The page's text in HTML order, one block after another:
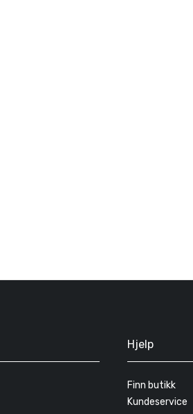
Hjelp
Finn butikk
Kundeservice